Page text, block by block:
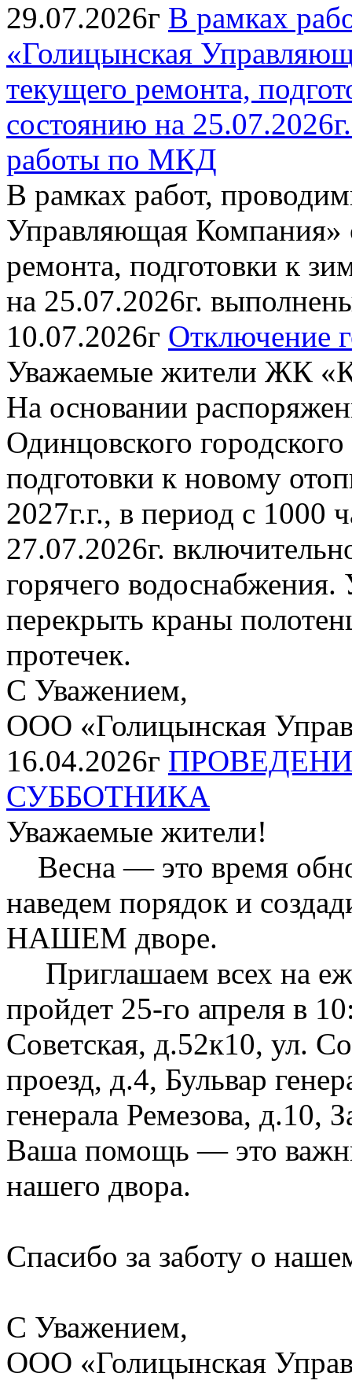
29.07.2026г В рамках
«Голицынская
текущего ремонта,
состоянию на
работы по МКД
В рамках работ,
Управляющая Компания»
ремонта, подготовки к
на 25.07.2026г.
10.07.2026г Отключение
Уважаемые жители ЖК
На основании
Одинцовского
подготовки к новому
2027г.г., в период с 1000
27.07.2026г.
горячего водоснабжения.
перекрыть краны
протечек.
С Уважением,
ООО «Голицынская
16.04.2026г
СУББОТНИКА
Уважаемые жители!
Весна — это время
наведем порядок и
НАШЕМ дворе.
Приглашаем всех на
пройдет 25-го апреля в
Советская, д.52к10, ул.
проезд, д.4, Бульвар
генерала Ремезова, д.10,
Ваша помощь — это
нашего двора.
Спасибо за заботу о
С Уважением,
ООО «Голицынская